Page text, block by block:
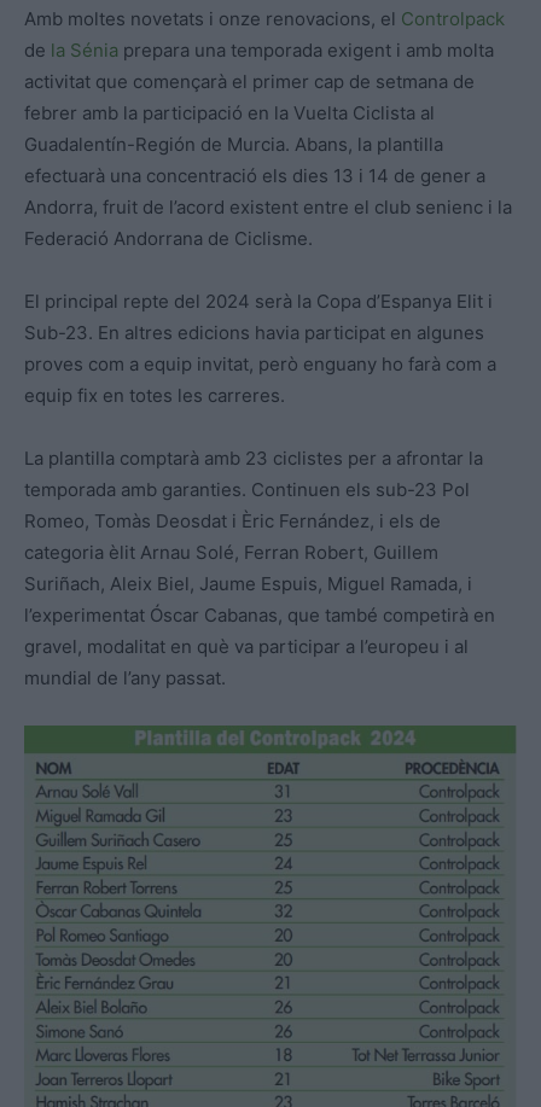
Amb moltes novetats i onze renovacions, el Controlpack
de la Sénia prepara una temporada exigent i amb molta
activitat que començarà el primer cap de setmana de
febrer amb la participació en la Vuelta Ciclista al
Guadalentín-Región de Murcia. Abans, la plantilla
efectuarà una concentració els dies 13 i 14 de gener a
Andorra, fruit de l’acord existent entre el club senienc i la
Federació Andorrana de Ciclisme.
El principal repte del 2024 serà la Copa d’Espanya Elit i
Sub-23. En altres edicions havia participat en algunes
proves com a equip invitat, però enguany ho farà com a
equip fix en totes les carreres.
La plantilla comptarà amb 23 ciclistes per a afrontar la
temporada amb garanties. Continuen els sub-23 Pol
Romeo, Tomàs Deosdat i Èric Fernández, i els de
categoria èlit Arnau Solé, Ferran Robert, Guillem
Suriñach, Aleix Biel, Jaume Espuis, Miguel Ramada, i
l’experimentat Óscar Cabanas, que també competirà en
gravel, modalitat en què va participar a l’europeu i al
mundial de l’any passat.